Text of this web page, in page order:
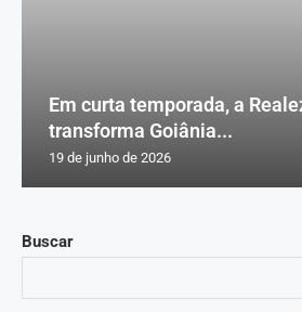
Buscar
Em curta temporada, a
transforma Goiânia...
19 de junho de 2026